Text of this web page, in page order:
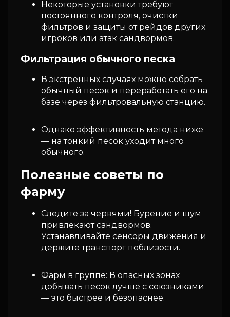
Некоторые установки требуют
постоянного контроля, очистки
фильтров и защиты от рейдов других
игроков или атак сандвормов.
Фильтрация обычного песка
В экстренных случаях можно собрать
обычный песок и переработать его на
базе через фильтровальную станцию.
Однако эффективность метода ниже
— на тонкий песок уходит много
обычного.
Полезные советы по
фарму
Следите за червями! Бурение и шум
привлекают сандвормов.
Устанавливайте сенсоры движения и
держите транспорт поблизости.
Фарм в группе: В опасных зонах
добывать песок лучше с союзниками
— это быстрее и безопаснее.